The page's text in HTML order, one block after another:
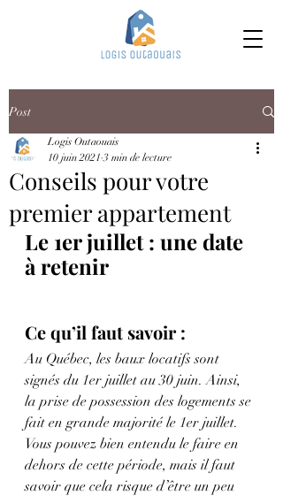
Post
Conseils pour votre
premier appartement
Logis Outaouais
10 juin 2021 3 min de lecture
Le 1er juillet : une date
à retenir
Ce qu’il faut savoir :
Au Québec, les baux locatifs sont
signés du 1er juillet au 30 juin. Ainsi,
la prise de possession des logements se
fait en grande majorité le 1er juillet.
Vous pouvez bien entendu le faire en
dehors de cette période, mais il faut
savoir que cela risque d’être un peu